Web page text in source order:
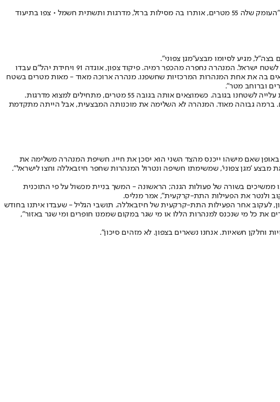
• צפו בתיעוד
בצה"ל, מגיע לסיומו מבצע"מגן צפוני".
דובר צה"ל תא"ל רונן מנליס סיפר על החשיפה: "אתמול במהלך שעות הצהריים נמצאה מנהרה התקפית נוספת שנחפרה משטח לבנון לשטח ישראל. המנהרה נחפרה מהכפר רמיה. פיקוד צפון, אוגדה 91 ויחידת יהל"ם עבדו
מז"א ולמעשה טיפלו במנהרות. מניתוח ראשוני של המנהרה שנמצאה לפני כ-12 שעות אנחנו רואים בה את אחת המנהרות המרכזיות שחשפנו. מנהרה ארוכה מאוד - מאות מטרים בשטח
מנליס חשף פרטים נוספים וסיפר מה נמצא בה: "מסילות לשינוע של פסולת וציוד לאורך המנהרה, חשמל ותאורה, מדרגות שמאפשרות עלייה לשטחנו בגובה. כשמוצאים אותה בגובה 55 מטרים, מתחילים למצוא מדרגות.
גבוהה מאוד. המנהרה לא השלימה את מוכנותה המבצעית, אבל הייתה מתקדמת
שאם מישהו ייכנס מהצד השני הוא יסכן את חייו. חשיפת המנהרה משלימה את
'מגן צפוני', שמשימתו חשיפה ונטרול המנהרות שחפר חיזבאללה וחצו לישראל".
ממשיכים בשורה של פעולות הגנה; הראשונה - המשך בניית מכשול על פי התוכנית
לעקוב אחר הפעילות התת-קרקעית של חיזבאללה. תושבי הגליל - שעבדו איתנו בחודש
כל מי שנכנס למנהרות הללו או מי שגר במקום שממנו חופרים ומי שגר באזור",
וחלקן חשאיות. אנחנו נשארים בצפון. לא מזהים סיכון".